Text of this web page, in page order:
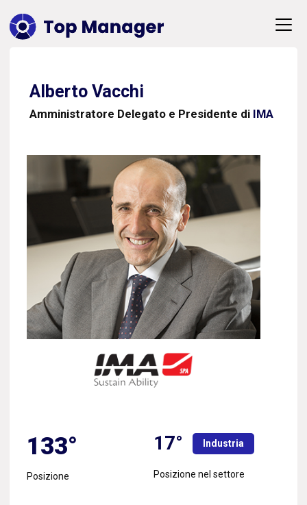
Alberto Vacchi
Amministratore Delegato e Presidente di IMA
133°
Posizione
17° Industria
Posizione nel settore